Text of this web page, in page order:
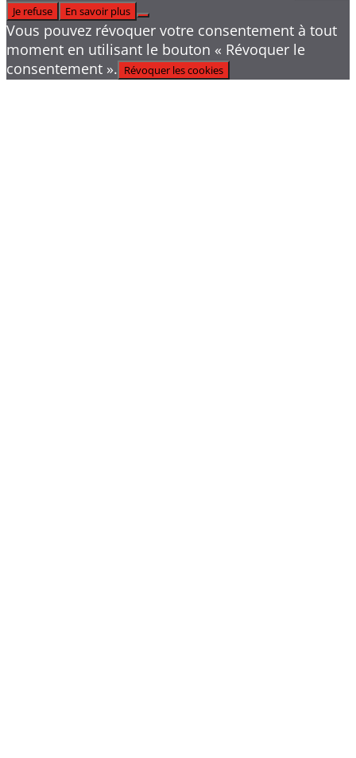
Je refuse
En savoir plus
Vous pouvez révoquer votre consentement à tout
moment en utilisant le bouton « Révoquer le
consentement ». Révoquer les cookies